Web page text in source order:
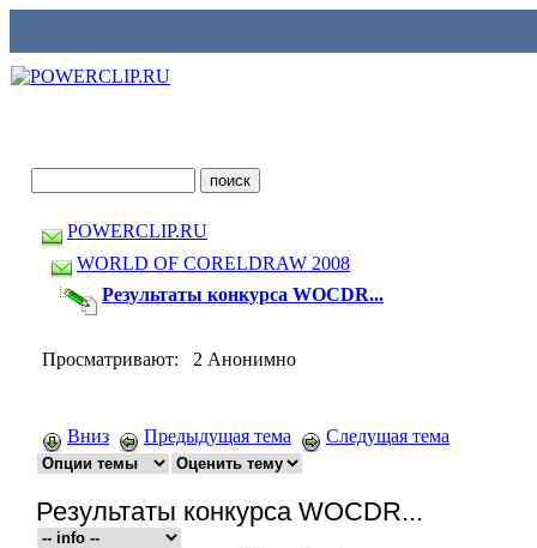
POWERCLIP.RU
WORLD OF CORELDRAW 2008
Результаты конкурса WOCDR...
Просматривают: 2 Анонимно
Вниз Предыдущая тема Следущая тема
Результаты конкурса WOCDR...